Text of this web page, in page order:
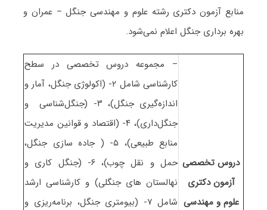
منابع آزمون دکتری رشته علوم و مهندسی ﺟﻨﮕﻞ – ﻋﻤﺮان و
ﺑﻬﺮه ﺑﺮداری ﺟﻨﮕﻞ اعلام نمی‌شود.
دروس تخصصی
آزمون دکتری
علوم و مهندسی
– مجموعه دروس تخصصی در سطح
کارشناسی شامل ۲- (اکولوژی جنگل، آمار و
اندازه‌گیری جنگل)، ۳- (جنگل‌شناسی و
جنگل‌داری)، ۴- (اقتصاد و قوانین مدیریت
منابع طبیعی)، ۵- ( جاده سازی جنگل،
حمل و نقل چوب)، ۶- (جنگل کاری و
نهالستان های جنگلی) و کارشناسی ارشد
شامل ۷- (بیومتری جنگل، برنامه‌ریزی و